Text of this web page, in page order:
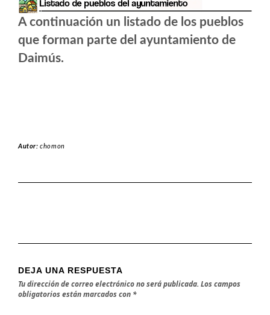
A continuación un listado de los pueblos
que forman parte del ayuntamiento de
Daimús.
Autor:chomon
DEJA UNA RESPUESTA
Tu dirección de correo electrónico no será publicada. Los campos
obligatorios están marcados con *